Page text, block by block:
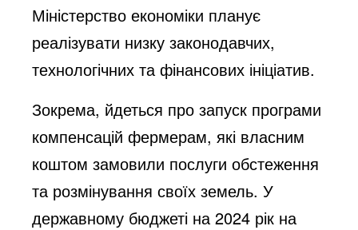
Міністерство економіки планує
реалізувати низку законодавчих,
технологічних та фінансових ініціатив.
Зокрема, йдеться про запуск програми
компенсацій фермерам, які власним
коштом замовили послуги обстеження
та розмінування своїх земель. У
державному бюджеті на 2024 рік на